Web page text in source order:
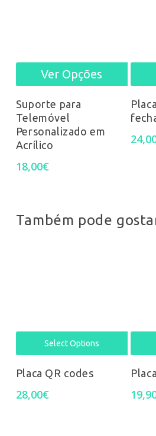
Ver Opções
has
the
Suporte para
Telemóvel
Personalizado em
Acrílico
18,00€
Também pode
Select Options
Placa QR codes
28,00€